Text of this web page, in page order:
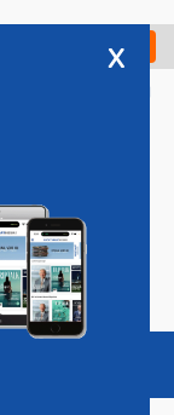
Check in
Vacatures
x